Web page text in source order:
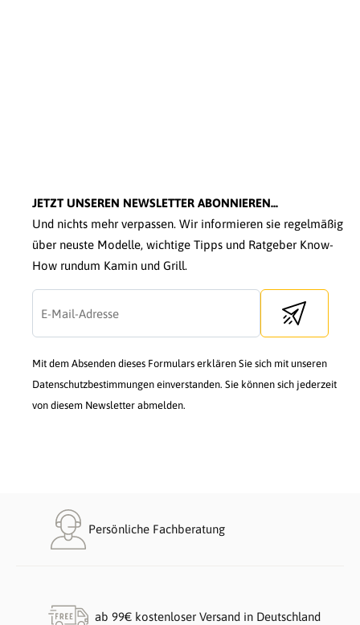
JETZT UNSEREN NEWSLETTER ABONNIEREN...
Und nichts mehr verpassen. Wir informieren sie regelmäßig
über neuste Modelle, wichtige Tipps und Ratgeber Know-
How rundum Kamin und Grill.
Send
Mit dem Absenden dieses Formulars erklären Sie sich mit unseren
Datenschutzbestimmungen einverstanden. Sie können sich jederzeit
von diesem Newsletter abmelden.
Persönliche Fachberatung
ab 99€ kostenloser Versand in Deutschland